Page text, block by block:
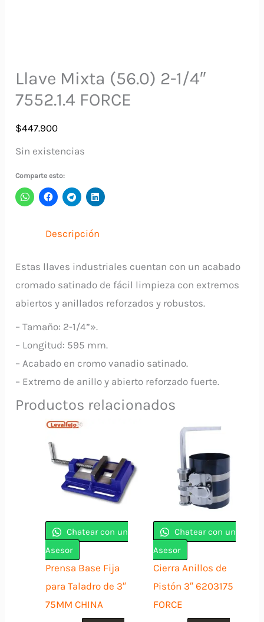
Llave Mixta (56.0) 2-1/4″
7552.1.4 FORCE
$447.900
Sin existencias
Comparte esto:
Descripción
Estas llaves industriales cuentan con un acabado
cromado satinado de fácil limpieza con extremos
abiertos y anillados reforzados y robustos.
– Tamaño: 2-1/4”».
– Longitud: 595 mm.
– Acabado en cromo vanadio satinado.
– Extremo de anillo y abierto reforzado fuerte.
Productos relacionados
Chatear con un
Asesor
Prensa Base Fija
para Taladro de 3″
75MM CHINA
Chatear con un
Asesor
Cierra Anillos de
Pistón 3″ 6203175
FORCE